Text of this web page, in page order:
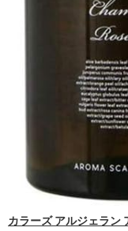
カラーズ アルジェラン